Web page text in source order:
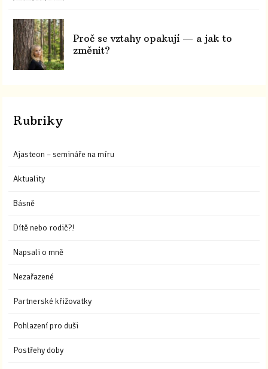
Proč se vztahy opakují — a jak to
změnit?
Rubriky
Ajasteon – semináře na míru
Aktuality
Básně
Dítě nebo rodič?!
Napsali o mně
Nezařazené
Partnerské křižovatky
Pohlazení pro duši
Postřehy doby